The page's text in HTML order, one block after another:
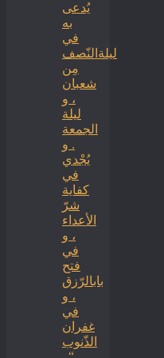
يُدعى
به
في
ليلةالنّصف
مِن
شعبان
، و
ليلة
الجمعة
. و
يُجْدي
في
كفاية
شرّ
الأعداء
، و
في
فتح
بابالرّزق
، و
في
غفران
الذّنوب